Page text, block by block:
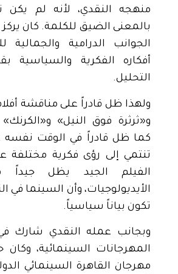
منهجه النقدي، لأنه لم يكن
بالمعنى الضيق للكلمة. كان يركز
الجوانب الدرامية والجمالية
أفكاره الفكرية والسياسية
التحليل.
ولهذا ظل قادراً على مناقشة
و«ثرثرة فوق النيل»
كما ظل قادراً في الوقت نفسه
تنتمي إلى رؤى فكرية مختلفة
الفيلم الجيد يظل جيداً
الأيديولوجيات، وأن السينما في
تكون بياناً سياسياً.
وبجانب عمله النقدي شارك
المهرجانات السينمائية،